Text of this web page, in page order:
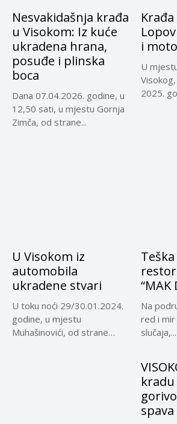
Nesvakidašnja krađa
u Visokom: Iz kuće
ukradena hrana,
posuđe i plinska
boca
Dana 07.04.2026. godine, u
12,50 sati, u mjestu Gornja
Zimča, od strane...
i
U
2025.
U Visokom iz
automobila
ukradene stvari
U toku noći 29/30.01.2024.
godine, u mjestu
Muhašinovići, od strane
“MAK
Na
red i mir
slučaja,...
spava